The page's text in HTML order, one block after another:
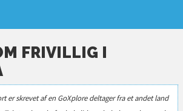
FRIVILLIG I
er skrevet af en GoXplore deltager fra et andet land